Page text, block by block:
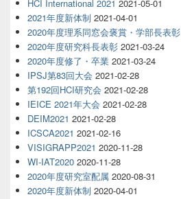
HCI International 2021 2021-05-01
2021年度新体制 2021-04-01
2020年度理系同窓会褒賞・学部長表彰
2020年度研究科長表彰 2021-03-24
2020年度修了・卒業 2021-03-24
IPSJ第83回大会 2021-02-28
第192回HCI研究会 2021-02-28
IEICE 2021年大会 2021-02-28
DEIM2021 2021-02-28
ICSCA2021 2021-02-16
VISIGRAPP2021 2020-11-28
WI-IAT2020 2020-11-28
2020年度研究室配属 2020-08-31
2020年度新体制 2020-04-01